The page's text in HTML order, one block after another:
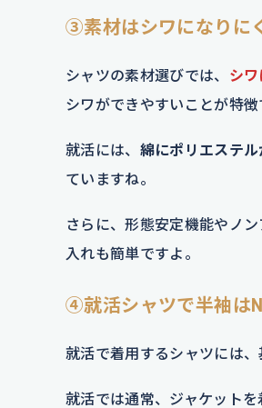
③素材はシワになりに
シャツの素材選びでは、 シ
シワができやすいことが特徴
就活には、 綿にポリエステ
ていますね。
さらに、形態安定機能やノ
入れも簡単ですよ。
④就活シャツで半袖は
就活で着用するシャツには
就活では通常、ジャケットを